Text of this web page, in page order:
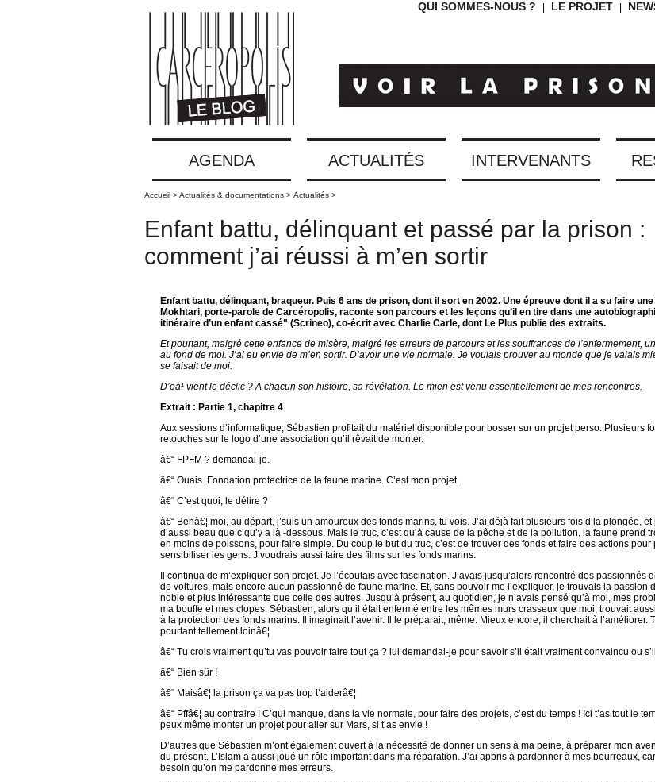
QUI SOMMES-NOUS ? LE PROJET
AGENDA ACTUALITÉS INTERVENANTS
Accueil >Actualités & documentations > Actualités >
Enfant battu, délinquant et passé par la prison :
comment j’ai réussi à m’en sortir
Enfant battu, délinquant, braqueur. Puis 6 ans de prison, dont il sort en 2002. Une épreuve dont il a su faire
Mokhtari, porte-parole de Carcéropolis, raconte son parcours et les leçons qu’il en tire dans une
itinéraire d’un enfant cassé" (Scrineo), co-écrit avec Charlie Carle, dont Le Plus publie des extraits.
Et pourtant, malgré cette enfance de misère, malgré les erreurs de parcours et les souffrances de l’enfermement,
au fond de moi. J’ai eu envie de m’en sortir. D’avoir une vie normale. Je voulais prouver au monde que je valais
se faisait de moi.
D’oà¹ vient le déclic ? A chacun son histoire, sa révélation. Le mien est venu essentiellement de mes rencontres.
Extrait : Partie 1, chapitre 4
Aux sessions d’informatique, Sébastien profitait du matériel disponible pour bosser sur un projet perso. Plusieurs
retouches sur le logo d’une association qu’il rêvait de monter.
â€“ FPFM ? demandai-je.
â€“ Ouais. Fondation protectrice de la faune marine. C’est mon projet.
â€“ C’est quoi, le délire ?
â€“ Benâ€¦ moi, au départ, j’suis un amoureux des fonds marins, tu vois. J’ai déjà fait plusieurs fois d’la plongée, et
d’aussi beau que c’qu’y a là -dessous. Mais le truc, c’est qu’à cause de la pêche et de la pollution, la faune prend
en moins de poissons, pour faire simple. Du coup le but du truc, c’est de trouver des fonds et faire des actions
sensibiliser les gens. J’voudrais aussi faire des films sur les fonds marins.
Il continua de m’expliquer son projet. Je l’écoutais avec fascination. J’avais jusqu’alors rencontré des passionnés
de voitures, mais encore aucun passionné de faune marine. Et, sans pouvoir me l’expliquer, je trouvais la passion
noble et plus intéressante que celle des autres. Jusqu’à présent, au quotidien, je n’avais pensé qu’à moi, mes
ma bouffe et mes clopes. Sébastien, alors qu’il était enfermé entre les mêmes murs crasseux que moi, trouvait
à la protection des fonds marins. Il imaginait l’avenir. Il le préparait, même. Mieux encore, il cherchait à l’améliorer.
pourtant tellement loinâ€¦
â€“ Tu crois vraiment qu’tu vas pouvoir faire tout ça ? lui demandai-je pour savoir s’il était vraiment convaincu ou
â€“ Bien sûr !
â€“ Maisâ€¦ la prison ça va pas trop t’aiderâ€¦
â€“ Pffâ€¦ au contraire ! C’qui manque, dans la vie normale, pour faire des projets, c’est du temps ! Ici t’as tout le
peux même monter un projet pour aller sur Mars, si t’as envie !
D’autres que Sébastien m’ont également ouvert à la nécessité de donner un sens à ma peine, à préparer mon
du présent. L’Islam a aussi joué un rôle important dans ma réparation. J’ai appris à pardonner à mes bourreaux,
besoin qu’on me pardonne mes erreurs.